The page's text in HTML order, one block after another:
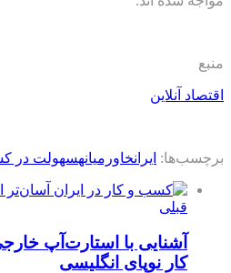
منبع
اقتصاد آنلاین
برچسب‌ها: ایرانخاورمیانهسهولت در
قبلی
کار نوپای انگلیسی